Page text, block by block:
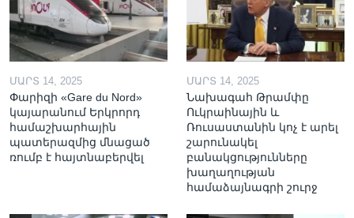
ՄԱՐՏ 14, 2025
Փարիզի «Gare du Nord»
կայարանում Երկրորդ
համաշխարհային
պատերազմից մնացած
ռումբ է հայտնաբերվել
ՄԱՐՏ 14, 2025
Նախագահ Թրամփը
Ուկրաինային և
Ռուսաստանին կոչ է արել
շարունակել
բանակցությունները
խաղաղության
համաձայնագրի շուրջ